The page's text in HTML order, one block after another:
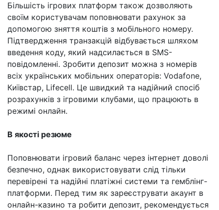
Більшість ігрових платформ також дозволяють
своїм користувачам поповнювати рахунок за
допомогою зняття коштів з мобільного номеру.
Підтвердження транзакцій відбувається шляхом
введення коду, який надсилається в SMS-
повідомленні. Зробити депозит можна з номерів
всіх українських мобільних операторів: Vodafone,
Київстар, Lifecell. Це швидкий та надійний спосіб
розрахунків з ігровими клубами, що працюють в
режимі онлайн.
В якості резюме
Поповнювати ігровий баланс через інтернет доволі
безпечно, однак використовувати слід тільки
перевірені та надійні платіжні системи та гемблінг-
платформи. Перед тим як зареєструвати акаунт в
онлайн-казино та робити депозит, рекомендується